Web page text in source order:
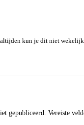
kun je dit niet
gepubliceerd. Vereiste